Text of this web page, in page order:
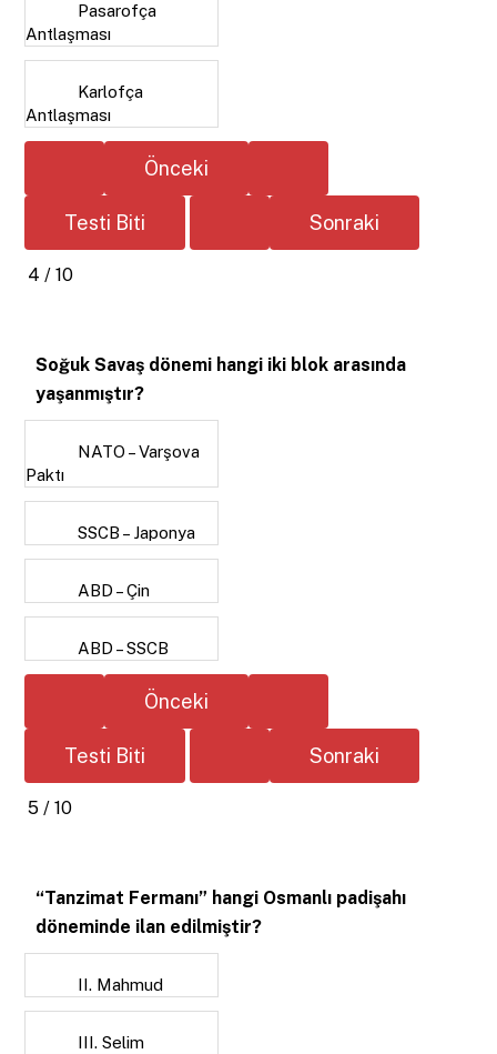
Pasarofça
Antlaşması
Karlofça
Antlaşması
4 / 10
Soğuk Savaş dönemi hangi iki blok arasında
yaşanmıştır?
NATO – Varşova
Paktı
SSCB – Japonya
ABD – Çin
ABD – SSCB
5 / 10
“Tanzimat Fermanı” hangi Osmanlı padişahı
döneminde ilan edilmiştir?
II. Mahmud
III. Selim